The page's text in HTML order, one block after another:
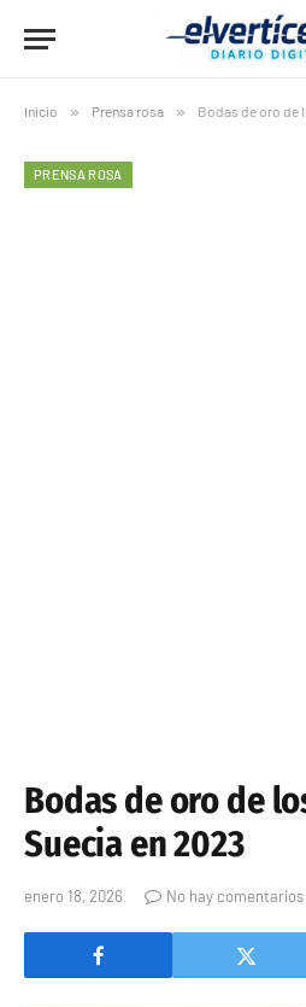
Inicio » Prensa rosa » Bodas de oro de
PRENSA ROSA
Bodas de oro de
Suecia en 2023
enero 18, 2026 No hay comentarios